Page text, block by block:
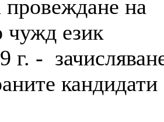
провеждане на
чужд език
г. -
кандидати